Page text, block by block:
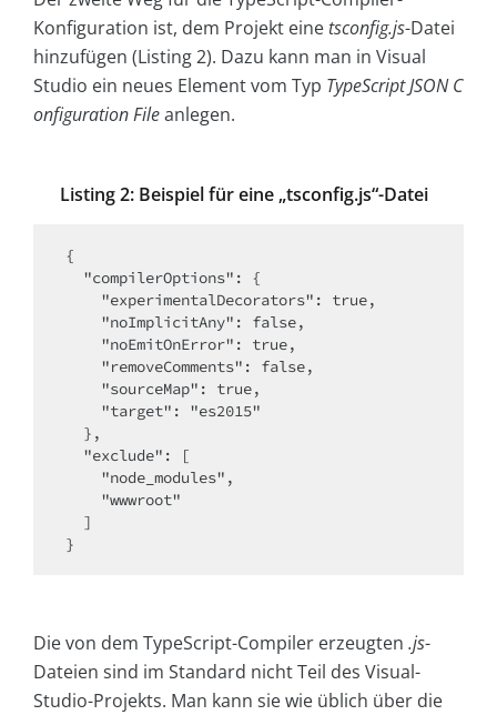
Konfiguration ist, dem Projekt einetsconfig.js-Datei
hinzufügen (Listing 2). Dazu kann man in Visual
Studio ein neues Element vom Typ TypeScript JSON C
onfigura­tion Fileanlegen.
Listing 2: Beispiel für eine „tsconfig.js“-Datei
{
}
Die von dem TypeScript-Compiler erzeugten .js-
Dateien sind im Standard nicht Teil des Visual-
Studio-Projekts. Man kann sie wie üblich über die